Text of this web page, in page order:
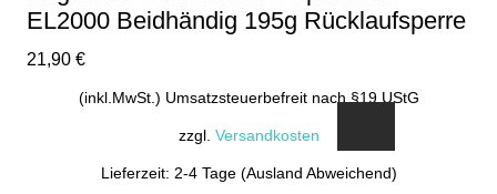
EL2000 Beidhändig 195g Rücklaufsperre
21,90 €
(inkl.MwSt.) Umsatzsteuerbefreit nach §19 UStG
zzgl. Versandkosten
Lieferzeit: 2-4 Tage (Ausland Abweichend)